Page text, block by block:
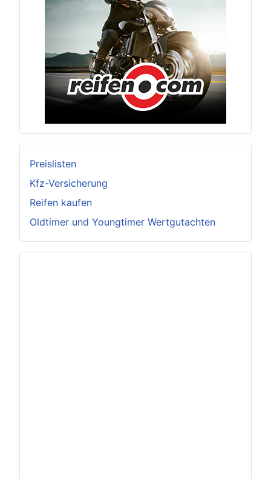
Preislisten
Kfz-Versicherung
Reifen kaufen
Oldtimer und Youngtimer Wertgutachten